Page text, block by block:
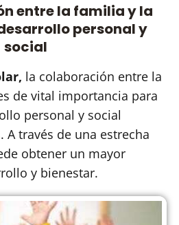
entre la familia y la
personal y
social
la colaboración entre la
de vital importancia para
personal y social
través de una estrecha
obtener un mayor
y bienestar.